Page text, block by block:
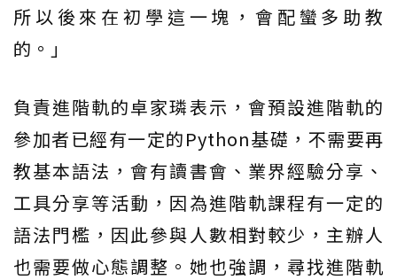
所以後來在初學這一塊，會配蠻多助教
的。」
負責進階軌的卓家璘表示，會預設進階軌的
參加者已經有一定的Python基礎，不需要再
教基本語法，會有讀書會、業界經驗分享、
工具分享等活動，因為進階軌課程有一定的
語法門檻，因此參與人數相對較少，主辦人
也需要做心態調整。她也強調，尋找進階軌